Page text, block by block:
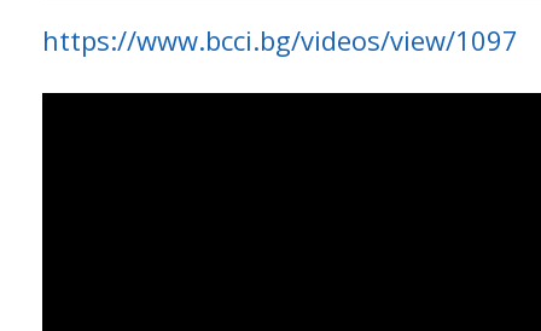
https://www.bcci.bg/videos/view/1097